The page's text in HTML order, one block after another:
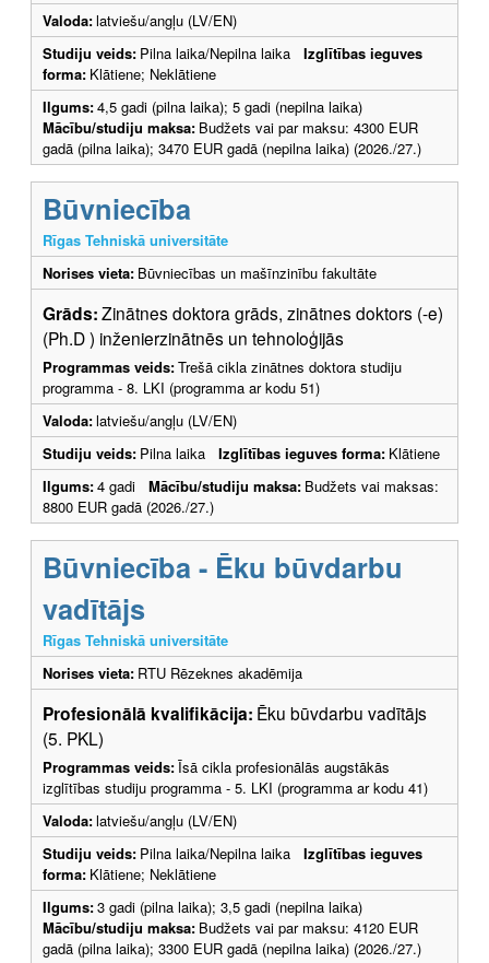
Valoda:latviešu/angļu (LV/EN)
Studiju veids: Pilna laika/Nepilna laika Izglītības ieguves
forma: Klātiene; Neklātiene
Ilgums:4,5 gadi (pilna laika); 5 gadi (nepilna laika)
Mācību/studiju maksa: Budžets vai par maksu: 4300 EUR
gadā (pilna laika); 3470 EUR gadā (nepilna laika) (2026./27.)
Būvniecība
Rīgas Tehniskā universitāte
Norises vieta: Būvniecības un mašīnzinību fakultāte
Grāds:Zinātnes doktora grāds, zinātnes doktors (-e)
(Ph.D ) inženierzinātnēs un tehnoloģijās
Programmas veids:Trešā cikla zinātnes doktora studiju
programma - 8. LKI (programma ar kodu 51)
Valoda:latviešu/angļu (LV/EN)
Studiju veids: Pilna laika Izglītības ieguves forma: Klātiene
Ilgums:4 gadi Mācību/studiju maksa: Budžets vai maksas:
8800 EUR gadā (2026./27.)
Būvniecība - Ēku būvdarbu
vadītājs
Rīgas Tehniskā universitāte
Norises vieta: RTU Rēzeknes akadēmija
Profesionālā kvalifikācija: Ēku būvdarbu vadītājs
(5. PKL)
Programmas veids:Īsā cikla profesionālās augstākās
izglītības studiju programma - 5. LKI (programma ar kodu 41)
Valoda:latviešu/angļu (LV/EN)
Studiju veids: Pilna laika/Nepilna laika Izglītības ieguves
forma: Klātiene; Neklātiene
Ilgums:3 gadi (pilna laika); 3,5 gadi (nepilna laika)
Mācību/studiju maksa: Budžets vai par maksu: 4120 EUR
gadā (pilna laika); 3300 EUR gadā (nepilna laika) (2026./27.)